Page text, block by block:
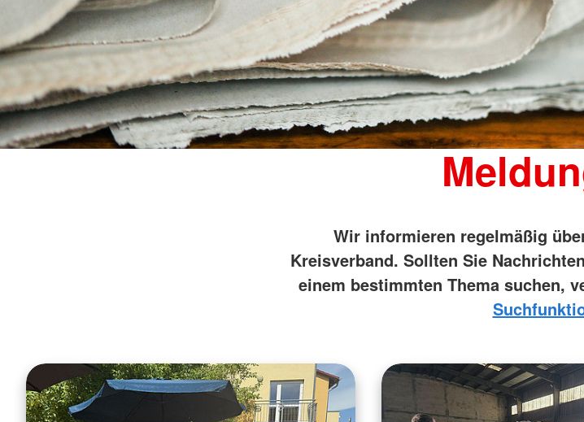
Kinder, Jugend und Familie
Jugendclub
Kindertagesstätten
Wohnheim "Julianenhof" Havelberg
Bildungs- und Begegnungsstätte
Amicus
Mutter-Kind-Gruppe
Tagesgruppen
Schulische Betreuung
stationären Bereich
Elterncoach
Psychologin
Familienhilfe
Gruppenangebote und
Psychodramatische
in der Familienhilfe
Wir informieren regelmäßig
Kreisverband. Sollten Sie
einem bestimmten Thema suchen,